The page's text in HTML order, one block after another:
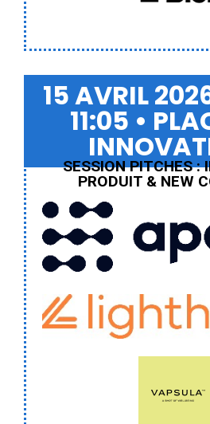
15 AVRIL
11:05 •
SESSION PITCHES :
PRODUIT & NEW
Apaleo
Lighthouse
Vapsula